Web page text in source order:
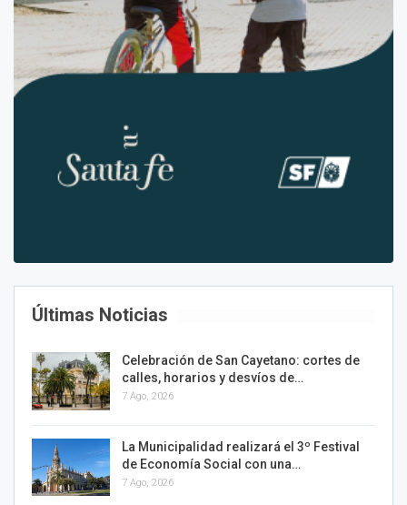
Últimas Noticias
Celebración de San Cayetano: cortes de
calles, horarios y desvíos de…
7 Ago, 2026
La Municipalidad realizará el 3º Festival
de Economía Social con una…
7 Ago, 2026